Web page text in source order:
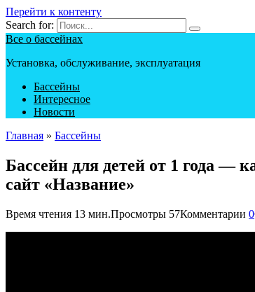
Перейти к контенту
Search for:
Все о бассейнах
Установка, обслуживание, эксплуатация
Бассейны
Интересное
Новости
Главная » Бассейны
Бассейн для детей от 1 года —
сайт «Название»
Время чтения 13 мин.Просмотры 57Комментарии 0